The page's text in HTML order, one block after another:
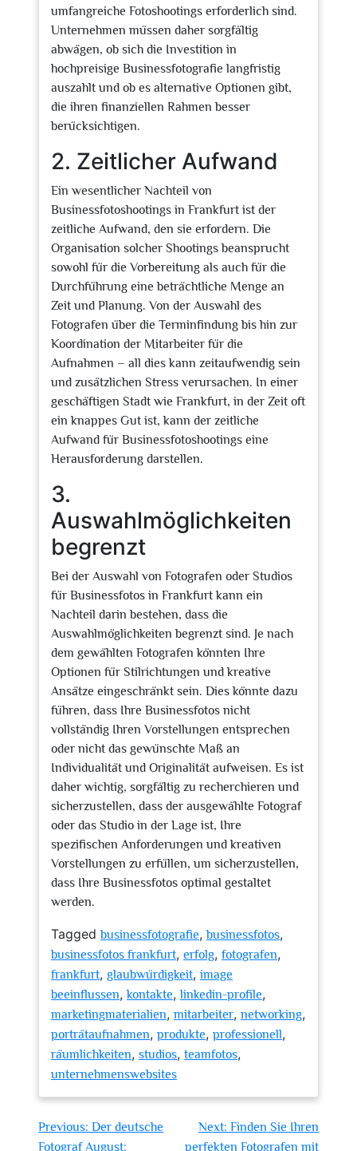
umfangreiche Fotoshootings erforderlich sind.
Unternehmen müssen daher sorgfältig
abwägen, ob sich die Investition in
hochpreisige Businessfotografie langfristig
auszahlt und ob es alternative Optionen gibt,
die ihren finanziellen Rahmen besser
berücksichtigen.
2. Zeitlicher Aufwand
Ein wesentlicher Nachteil von
Businessfotoshootings in Frankfurt ist der
zeitliche Aufwand, den sie erfordern. Die
Organisation solcher Shootings beansprucht
sowohl für die Vorbereitung als auch für die
Durchführung eine beträchtliche Menge an
Zeit und Planung. Von der Auswahl des
Fotografen über die Terminfindung bis hin zur
Koordination der Mitarbeiter für die
Aufnahmen – all dies kann zeitaufwendig sein
und zusätzlichen Stress verursachen. In einer
geschäftigen Stadt wie Frankfurt, in der Zeit oft
ein knappes Gut ist, kann der zeitliche
Aufwand für Businessfotoshootings eine
Herausforderung darstellen.
3.
Auswahlmöglichkeiten
begrenzt
Bei der Auswahl von Fotografen oder Studios
für Businessfotos in Frankfurt kann ein
Nachteil darin bestehen, dass die
Auswahlmöglichkeiten begrenzt sind. Je nach
dem gewählten Fotografen könnten Ihre
Optionen für Stilrichtungen und kreative
Ansätze eingeschränkt sein. Dies könnte dazu
führen, dass Ihre Businessfotos nicht
vollständig Ihren Vorstellungen entsprechen
oder nicht das gewünschte Maß an
Individualität und Originalität aufweisen. Es ist
daher wichtig, sorgfältig zu recherchieren und
sicherzustellen, dass der ausgewählte Fotograf
oder das Studio in der Lage ist, Ihre
spezifischen Anforderungen und kreativen
Vorstellungen zu erfüllen, um sicherzustellen,
dass Ihre Businessfotos optimal gestaltet
werden.
Taggedbusinessfotografie,businessfotos,
businessfotos frankfurt, erfolg, fotografen,
frankfurt, glaubwürdigkeit, image
beeinflussen,kontakte,linkedin-profile,
marketingmaterialien, mitarbeiter, networking,
porträtaufnahmen, produkte, professionell,
räumlichkeiten, studios, teamfotos,
unternehmenswebsites
Beitragsnavigation
Previous: Der deutsche
Fotograf August:
Next: Finden Sie Ihren
perfekten Fotografen mit